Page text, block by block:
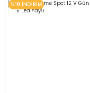
%10 İNDİRİM